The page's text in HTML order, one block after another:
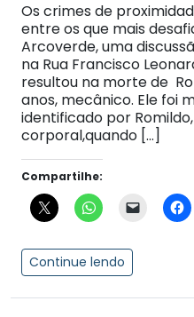
Os crimes de
entre os que mais
Arcoverde, uma
na Rua Francisco
resultou na morte de
anos, mecânico. Ele foi
identificado por
corporal,quando […]
Compartilhe:
Continue lendo